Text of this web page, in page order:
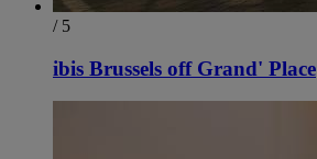
/ 5
ibis Brussels off Grand' Place